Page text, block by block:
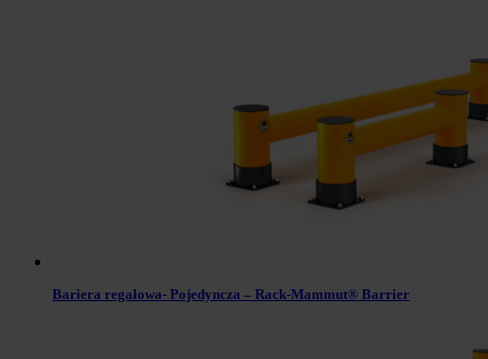
Bariera regałowa- Pojedyncza – Rack-Mammut® Barrier